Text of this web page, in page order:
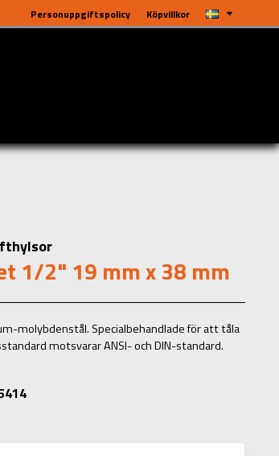
Personuppgiftspolicy Köpvillkor
1/2" 19 mm x 38 mm
molybdenstål. Specialbehandlade för att tåla
motsvarar ANSI- och DIN-standard.